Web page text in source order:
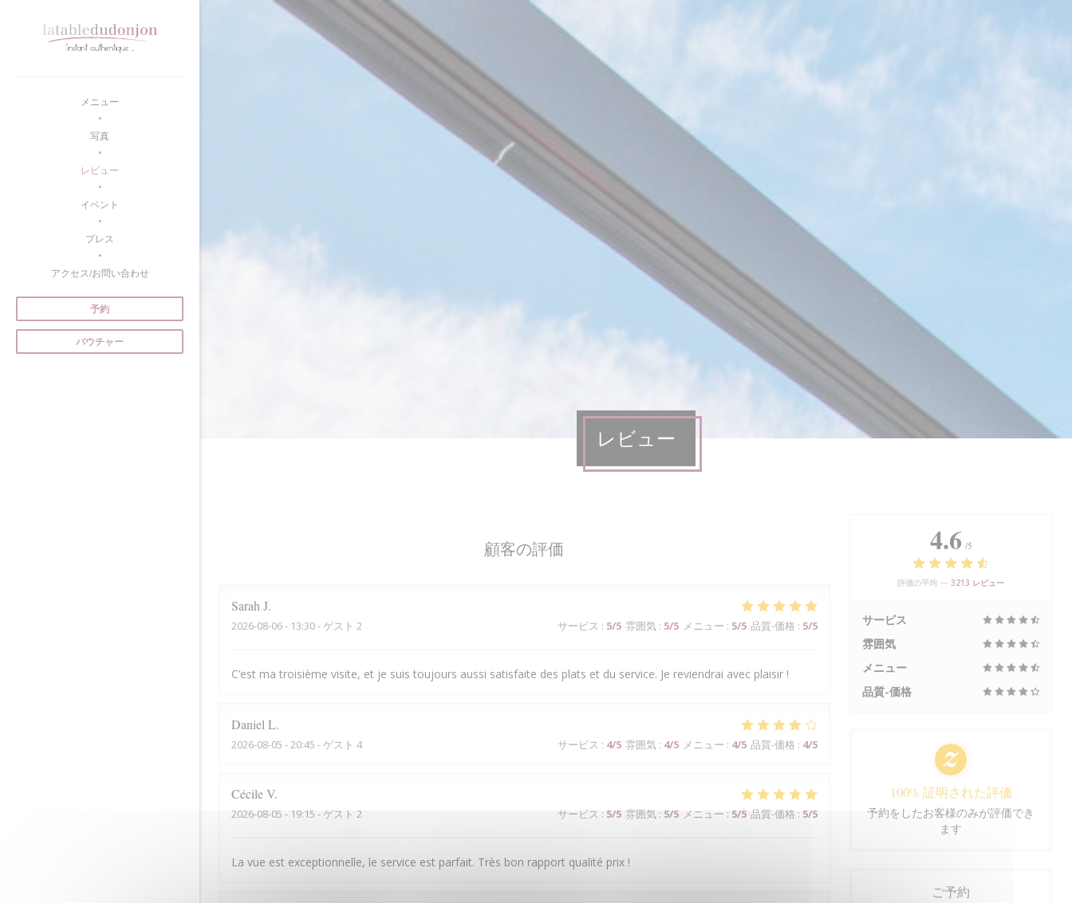
メニュー
写真
レビュー
イベント
プレス
アクセス/お問い合わせ
予約
バウチャー
レビュー
顧客の評価
Sarah J
2026-08-06- 13:30 - ゲスト 2 サービス : 5/5 雰囲気: 5/5 メニュー : 5/5 品質-価格 : 5/5
C’est ma troisième visite, et je suis toujours aussi satisfaite des plats et du service. Je reviendrai avec plaisir !
Daniel L
2026-08-05 - 20:45 - ゲスト 4 サービス : 4/5 雰囲気: 4/5 メニュー : 4/5 品質-価格 : 4/5
CécileV
2026-08-05 - 19:15 - ゲスト 2 サービス : 5/5 雰囲気: 5/5 メニュー : 5/5 品質-価格 : 5/5
La vue est exceptionnelle, le service est parfait. Très bon rapport qualité prix !
4.6 /5
評価の平均 —3213 レビュー
サービス
雰囲気
メニュー
品質-価格
100% 証明された評価
予約をしたお客様のみが評価でき
ます
ご予約